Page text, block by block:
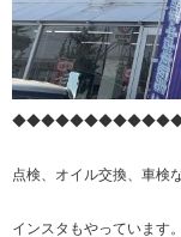
点検、オイル交換、車検
インスタもやっています。